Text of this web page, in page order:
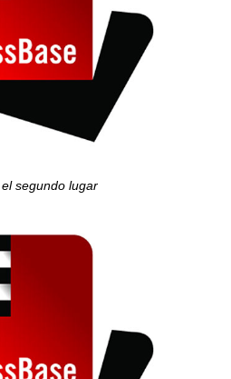
segundo lugar